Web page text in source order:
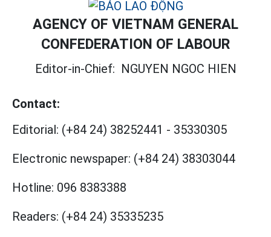
AGENCY OF VIETNAM GENERAL
CONFEDERATION OF LABOUR
Editor-in-Chief: NGUYEN NGOC HIEN
Contact:
Editorial: (+84 24) 38252441 - 35330305
Electronic newspaper: (+84 24) 38303044
Hotline: 096 8383388
Readers: (+84 24) 35335235